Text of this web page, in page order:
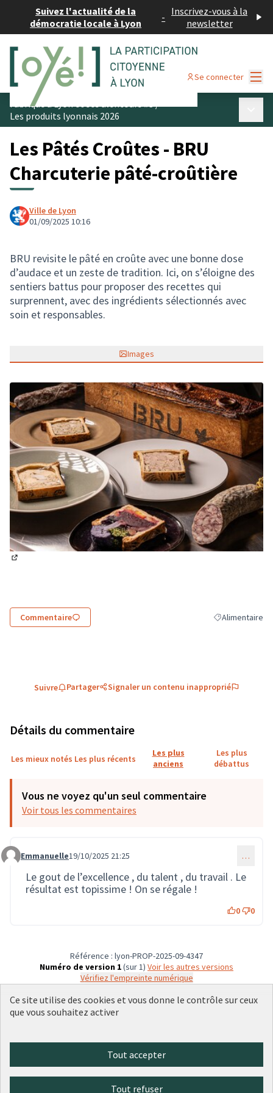
Suivez l'actualité de la
démocratie locale à Lyon
- Inscrivez-vous à la
newsletter
Se connecter
Fabriqué à Lyon et ses alentours #3/
Les produits lyonnais 2026
Les Pâtés Croûtes - BRU
Charcuterie pâté-croûtière
Ville de Lyon
01/09/2025 10:16
BRU revisite le pâté en croûte avec une bonne dose
d’audace et un zeste de tradition. Ici, on s’éloigne des
sentiers battus pour proposer des recettes qui
surprennent, avec des ingrédients sélectionnés avec
soin et responsables.
Images
Commentaire Filtrer les
Alimentaire
Suivre Partager Signaler un contenu inapproprié
Détails du commentaire
Les mieux notés Les plus récents
Les plus
anciens
Les plus
débattus
Vous ne voyez qu'un seul commentaire
Voir tous les commentaires
Commentaire 3911
Emmanuelle19/10/2025 21:25 …
Le gout de l’excellence , du talent , du travail . Le
résultat est topissime ! On se régale !
0 0
Référence : lyon-PROP-2025-09-4347
Numéro de version 1(sur 1)
voir les autres versions
Vérifiez l'empreinte numérique
(Lien externe)
(Lien externe)
(Lien externe)
(Lien externe)
(Lien externe)
Ce site utilise des cookies et vous donne le contrôle sur ceux
que vous souhaitez activer
Tout accepter
Tout refuser